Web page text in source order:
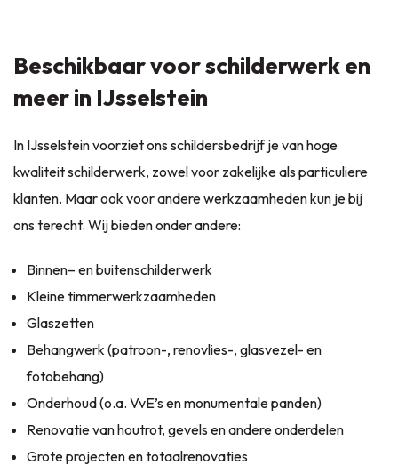
Beschikbaar voor schilderwerk en
meer in IJsselstein
In IJsselstein voorziet ons schildersbedrijf je van hoge
kwaliteit schilderwerk, zowel voor zakelijke als particuliere
klanten. Maar ook voor andere werkzaamheden kun je bij
ons terecht. Wij bieden onder andere:
Binnen– enbuitenschilderwerk
Kleinetimmerwerkzaamheden
Glaszetten
Behangwerk(patroon-, renovlies-, glasvezel- en
fotobehang)
Onderhoud(o.a. VvE’s en monumentale panden)
Renovatie van houtrot, gevels en andere onderdelen
Grote projecten en totaalrenovaties